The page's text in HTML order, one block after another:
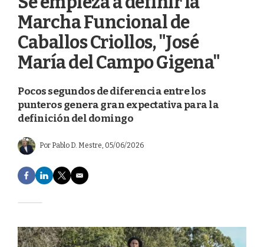
Marcha Funcional de
Caballos Criollos, "José
María del Campo Gigena"
Pocos segundos de diferencia entre los
punteros genera gran expectativa para la
definición del domingo
Por Pablo D. Mestre, 05/06/2026
F
a
e
o
o
L
i
d
I
T
w
e
r
E
m